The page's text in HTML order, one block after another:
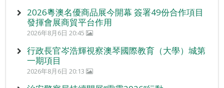
2026粵澳名優商品展今開幕 簽署49份合作項目
發揮會展商貿平台作用
2026年8月6日 20:45
行政長官岑浩輝視察澳琴國際教育（大學）城第
一期項目
2026年8月6日 20:13